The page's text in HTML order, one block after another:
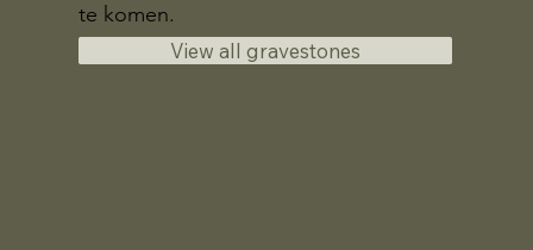
te komen.
View all gravestones